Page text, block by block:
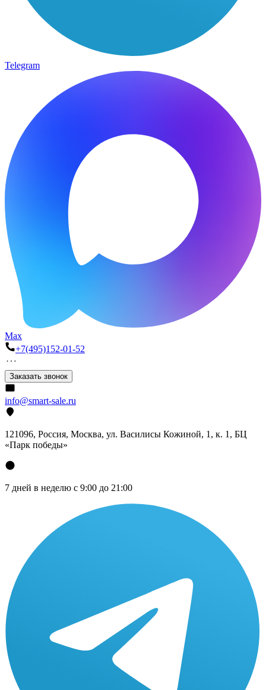
Telegram
Max
+7(495)152-01-52
Заказать звонок
info@smart-sale.ru
121096, Россия, Москва, ул. Василисы Кожиной, 1, к. 1, БЦ
«Парк победы»
7 дней в неделю с 9:00 до 21:00